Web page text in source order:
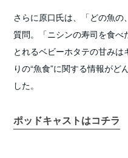
さらに原口氏は、「どの魚の
質問。「ニシンの寿司を食
とれるベビーホタテの甘み
りの“魚食”に関する情報が
した。
ポッドキャストはコチラ